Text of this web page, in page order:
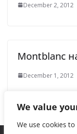
We value
We use cookies
December 2, 2012
Montblanc
December 1, 2012